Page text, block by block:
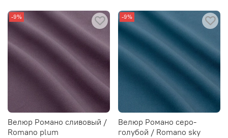
-9%
Велюр Романо сливовый /
Romano plum
-9%
Велюр Романо серо-
голубой / Romano sky